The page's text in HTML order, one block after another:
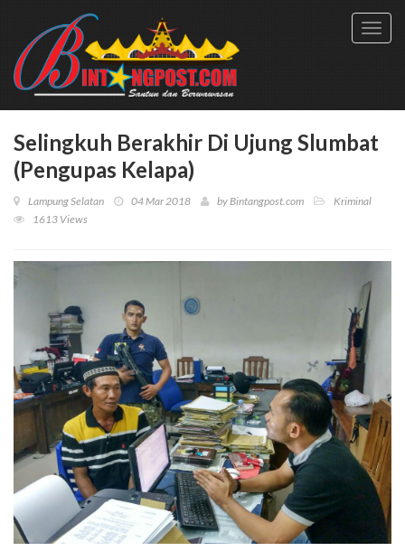
Selingkuh Berakhir Di Ujung Slumbat
(Pengupas Kelapa)
Lampung Selatan 04 Mar 2018 by Bintangpost.com
Kriminal
1613 Views